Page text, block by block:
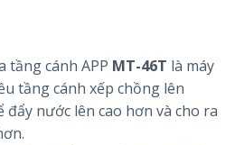
tầng cánh APP MT-46T là máy
tầng cánh xếp chồng lên
nước lên cao hơn và cho ra